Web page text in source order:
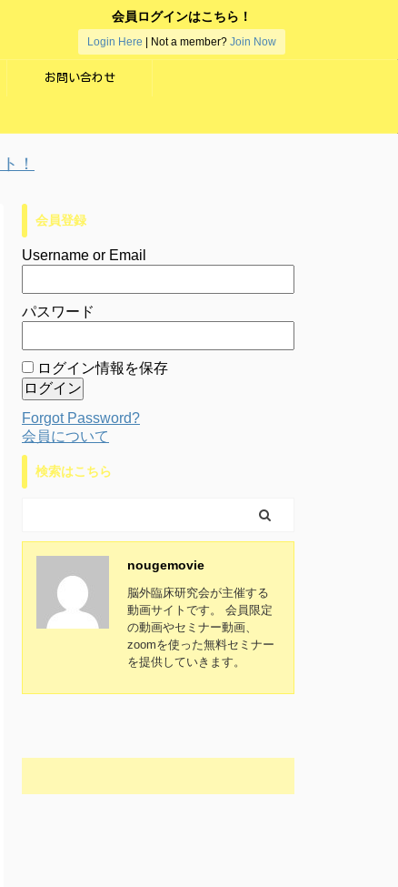
会員ログインはこちら！
Login Here | Not a member? Join Now
お問い合わせ
会員登録
Username or Email
パスワード
ログイン情報を保存
Forgot Password?
会員について
検索はこちら
nougemovie
脳外臨床研究会が主催する
動画サイトです。 会員限定
の動画やセミナー動画、
zoomを使った無料セミナー
を提供していきます。